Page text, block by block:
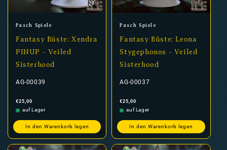
Anbieter:
Pasch Spiele
Fantasy Büste: Xendra
PINUP - Veiled
Sisterhood
AG-00039
Normaler
Preis
€25,00
auf Lager
In den Warenkorb legen
Anbieter:
Pasch Spiele
Fantasy Büste: Leona
Stygephonos - Veiled
Sisterhood
AG-00037
Normaler
Preis
€25,00
auf Lager
In den Warenkorb legen